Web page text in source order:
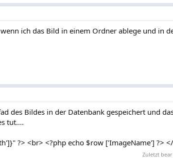
ich das Bild in einem Ordner ablege und in
des Bildes in der Datenbank gespeichert und
tut....
?> <br> <?php echo $row ['ImageName'] ?>
Zuletzt